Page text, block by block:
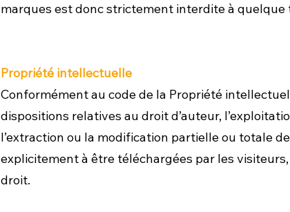
marques est donc strictement interdite à quelque
Propriété intellectuelle
Conformément au code de la Propriété
dispositions relatives au droit d’auteur,
l’extraction ou la modification partielle ou totale
explicitement à être téléchargées par les
droit.